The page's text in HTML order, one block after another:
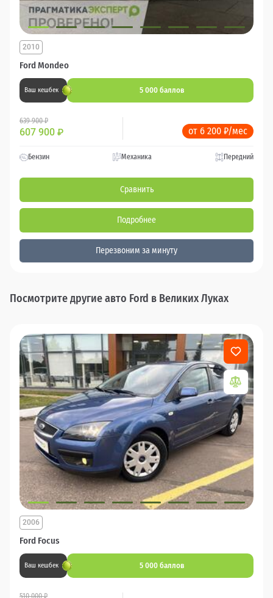
Ford Mondeo
2010
Ваш кешбек 5 000 баллов
639 900 ₽
607 900 ₽ от 6 200 ₽/мес
Бензин Механика Передний
Сравнить
Подробнее
Перезвоним за минуту
Посмотрите другие авто Ford в Великих Луках
Ford Focus
2006
Ваш кешбек 5 000 баллов
510 000 ₽